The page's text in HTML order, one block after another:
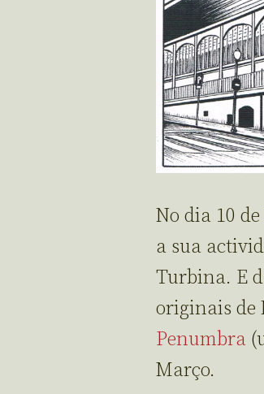
No dia 10
a sua
Turbina. E
originais de
Penumbra
Março.